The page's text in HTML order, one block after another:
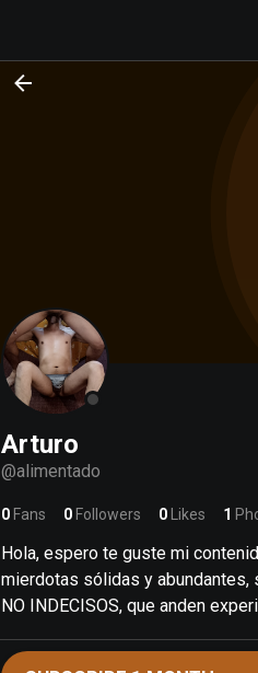
Arturo
@alimentado
0 Fans 0 Followers 0 Likes 1
Hola, espero te guste mi
mierdotas sólidas y
NO INDECISOS, que anden